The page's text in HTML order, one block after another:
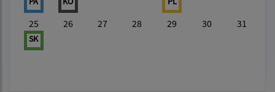
25
SK
26 27 28 29 30 31